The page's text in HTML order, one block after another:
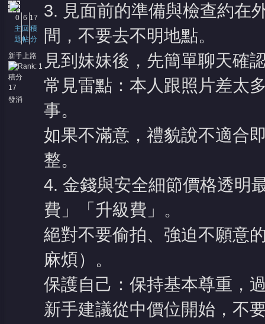
0
主
題
6
回
帖
17
積
分
新手上路
積分
17
發消
3. 見面前的準備與檢查約在
間，不要去不明地點。
見到妹妹後，先簡單聊天確
常見雷點：本人跟照片差太
事。
如果不滿意，禮貌說不適合
整。
4. 金錢與安全細節價格透明
費」「升級費」。
絕對不要偷拍、強迫不願意
麻煩）。
保護自己：保持基本尊重，
新手建議從中價位開始，不